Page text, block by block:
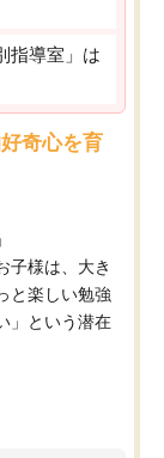
指導室」は
奇心を育
子様は、大き
と楽しい勉強
」という潜在